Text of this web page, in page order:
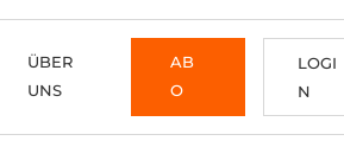
ÜBER
UNS
AB
O
LOGI
N